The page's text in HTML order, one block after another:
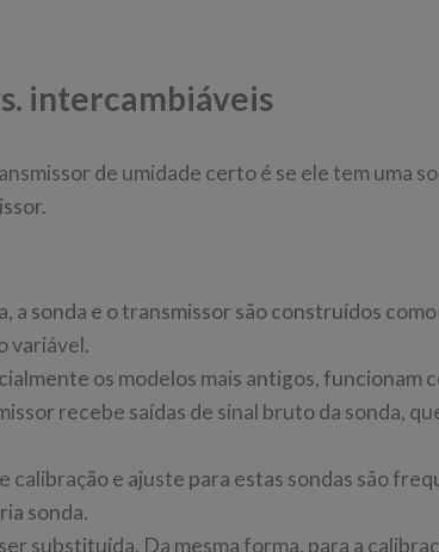
intercambiáveis
de umidade certo é se ele tem uma
sonda e o transmissor são construídos como
variável.
os modelos mais antigos, funcionam
recebe saídas de sinal bruto da sonda,
calibração e ajuste para estas sondas são
sonda.
substituída. Da mesma forma, para a